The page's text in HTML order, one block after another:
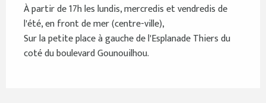
À partir de 17h les lundis, mercredis et vendredis de
l'été, en front de mer (centre-ville),
Sur la petite place à gauche de l'Esplanade Thiers du
coté du boulevard Gounouilhou.